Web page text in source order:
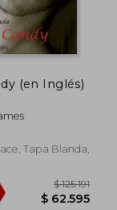
(en Inglés)
Tapa Blanda,